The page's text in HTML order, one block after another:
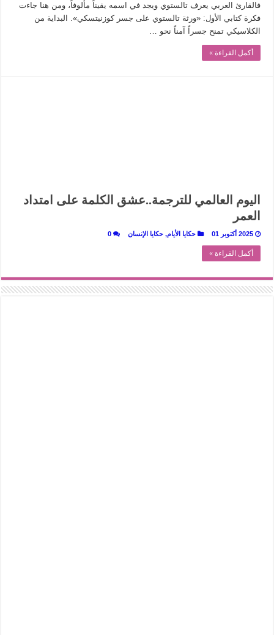
فالقارئ العربي يعرف تالستوي ويجد في اسمه يقيناً مألوفاً، ومن هنا جاءت
فكرة كتابي الأول: «ورثة تالستوي على جسر كوزنيتسكي». البداية من
الكلاسيكي تمنح جسراً آمناً نحو …
أكمل القراءة »
اليوم العالمي للترجمة..عشق الكلمة على امتداد
العمر
2025 أكتوبر 01 حكايا الأيام, حكايا الإنسان 0
أكمل القراءة »